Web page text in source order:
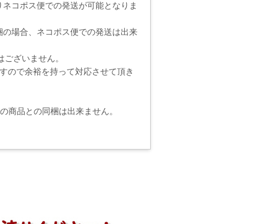
コポス便での発送が可能となりま
場合、ネコポス便での発送は出来
ざいません。
ので余裕を持って対応させて頂き
品との同梱は出来ません。